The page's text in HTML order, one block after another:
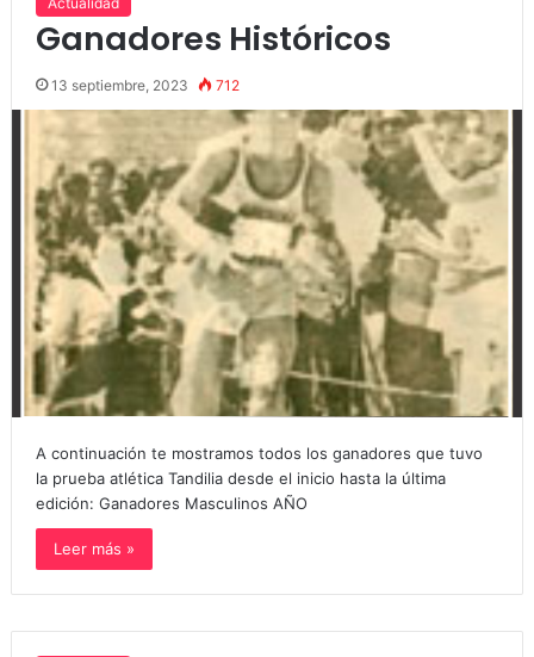
Ganadores Históricos
13 septiembre, 2023 712
A continuación te mostramos todos los ganadores que tuvo
la prueba atlética Tandilia desde el inicio hasta la última
edición: Ganadores Masculinos AÑO
Leer más »